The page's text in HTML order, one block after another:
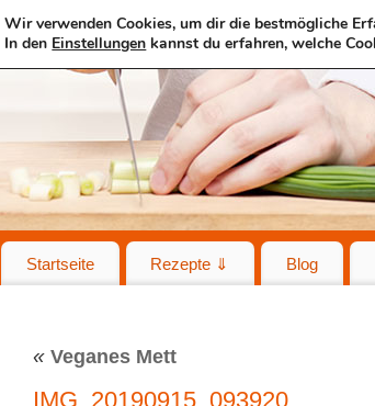
Startseite Rezepte ⇓ Blog
« Veganes Mett
IMG_20190915_093920
Wir verwenden Cookies, um dir die bestmögliche
In den Einstellungen kannst du erfahren, welche